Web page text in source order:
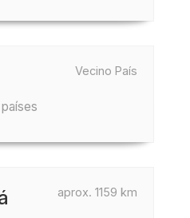
Vecino País
aprox. 1159 km